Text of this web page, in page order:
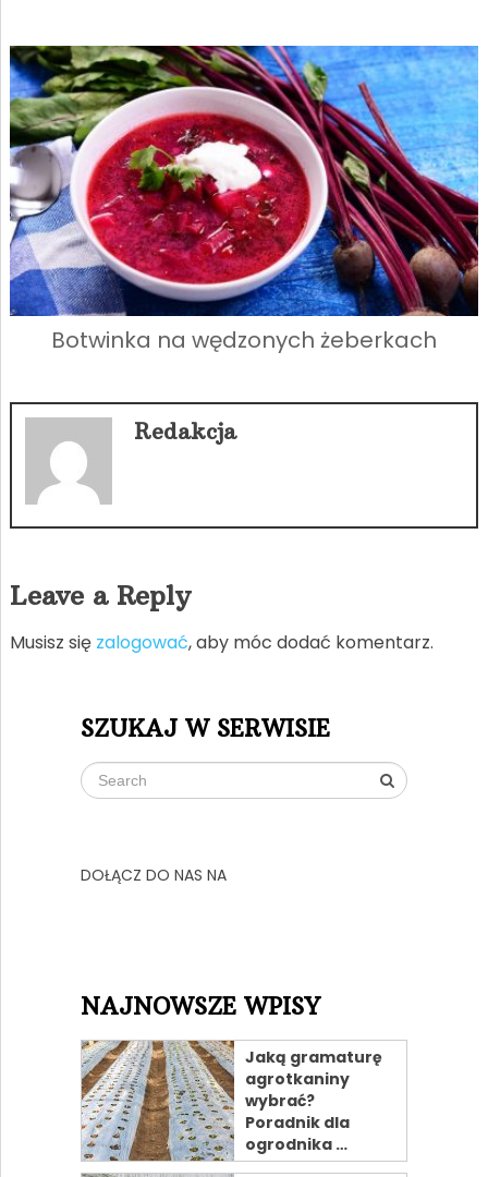
Botwinka na wędzonych żeberkach
Redakcja
Leave a Reply
Musisz się zalogować, aby móc dodać komentarz.
SZUKAJ W SERWISIE
DOŁĄCZ DO NAS NA
NAJNOWSZE WPISY
Jaką gramaturę
agrotkaniny
wybrać?
Poradnik dla
ogrodnika …